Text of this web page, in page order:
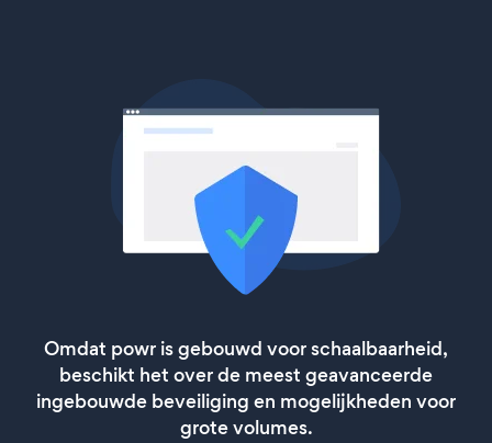
Omdat powr is gebouwd voor schaalbaarheid,
beschikt het over de meest geavanceerde
ingebouwde beveiliging en mogelijkheden voor
grote volumes.